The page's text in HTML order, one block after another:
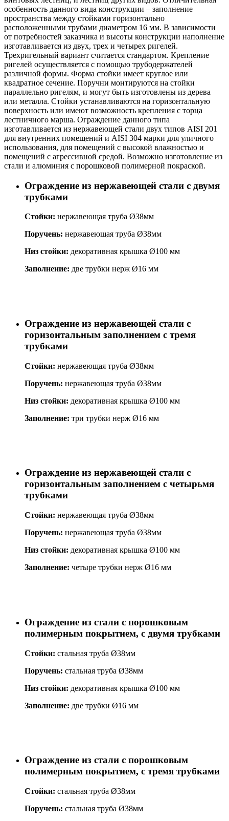
особенность данного вида конструкции – заполнение
пространства между стойками горизонтально
расположенными трубами диаметром 16 мм. В зависимости
от потребностей заказчика и высоты конструкции наполнение
изготавливается из двух, трех и четырех ригелей.
Трехригельный вариант считается стандартом. Крепление
ригелей осуществляется с помощью трубодержателей
различной формы. Форма стойки имеет круглое или
квадратное сечение. Поручни монтируются на стойки
параллельно ригелям, и могут быть изготовлены из дерева
или металла. Стойки устанавливаются на горизонтальную
поверхность или имеют возможность крепления с торца
лестничного марша. Ограждение данного типа
изготавливается из нержавеющей стали двух типов AISI 201
для внутренних помещений и AISI 304 марки для уличного
использования, для помещений с высокой влажностью и
помещений с агрессивной средой. Возможно изготовление из
стали и алюминия с порошковой полимерной покраской.
Ограждение из нержавеющей стали с двумя
трубками
Стойки: нержавеющая труба Ø38мм
Поручень: нержавеющая труба Ø38мм
Низ стойки: декоративная крышка Ø100 мм
Заполнение: две трубки нерж Ø16 мм
Ограждение из нержавеющей стали с
горизонтальным заполнением с тремя
трубками
Стойки: нержавеющая труба Ø38мм
Поручень: нержавеющая труба Ø38мм
Низ стойки: декоративная крышка Ø100 мм
Заполнение: три трубки нерж Ø16 мм
Ограждение из нержавеющей стали с
горизонтальным заполнением с четырьмя
трубками
Стойки: нержавеющая труба Ø38мм
Поручень: нержавеющая труба Ø38мм
Низ стойки: декоративная крышка Ø100 мм
Заполнение: четыре трубки нерж Ø16 мм
Ограждение из стали с порошковым
полимерным покрытием, с двумя трубками
Стойки: стальная труба Ø38мм
Поручень: стальная труба Ø38мм
Низ стойки: декоративная крышка Ø100 мм
Заполнение: две трубки Ø16 мм
Ограждение из стали с порошковым
полимерным покрытием, с тремя трубками
Стойки: стальная труба Ø38мм
Поручень: стальная труба Ø38мм